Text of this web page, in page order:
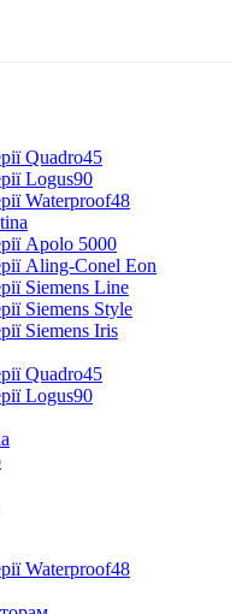
Quadro45
Logus90
Waterproof48
Apolo 5000
Aling-Conel Eon
Siemens Line
Siemens Style
Siemens Iris
Quadro45
Logus90
Waterproof48